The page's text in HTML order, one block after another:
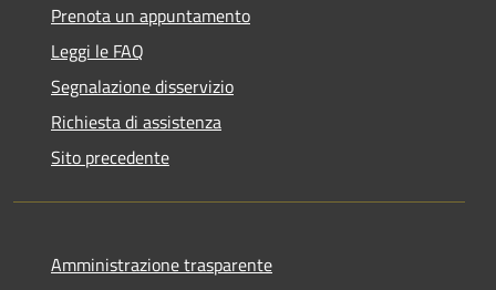
Prenota un appuntamento
Leggi le FAQ
Segnalazione disservizio
Richiesta di assistenza
Sito precedente
Amministrazione trasparente